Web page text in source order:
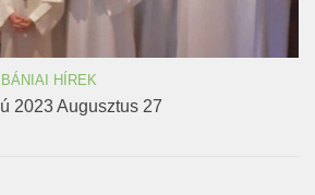
HÍREK
2023 Augusztus 27